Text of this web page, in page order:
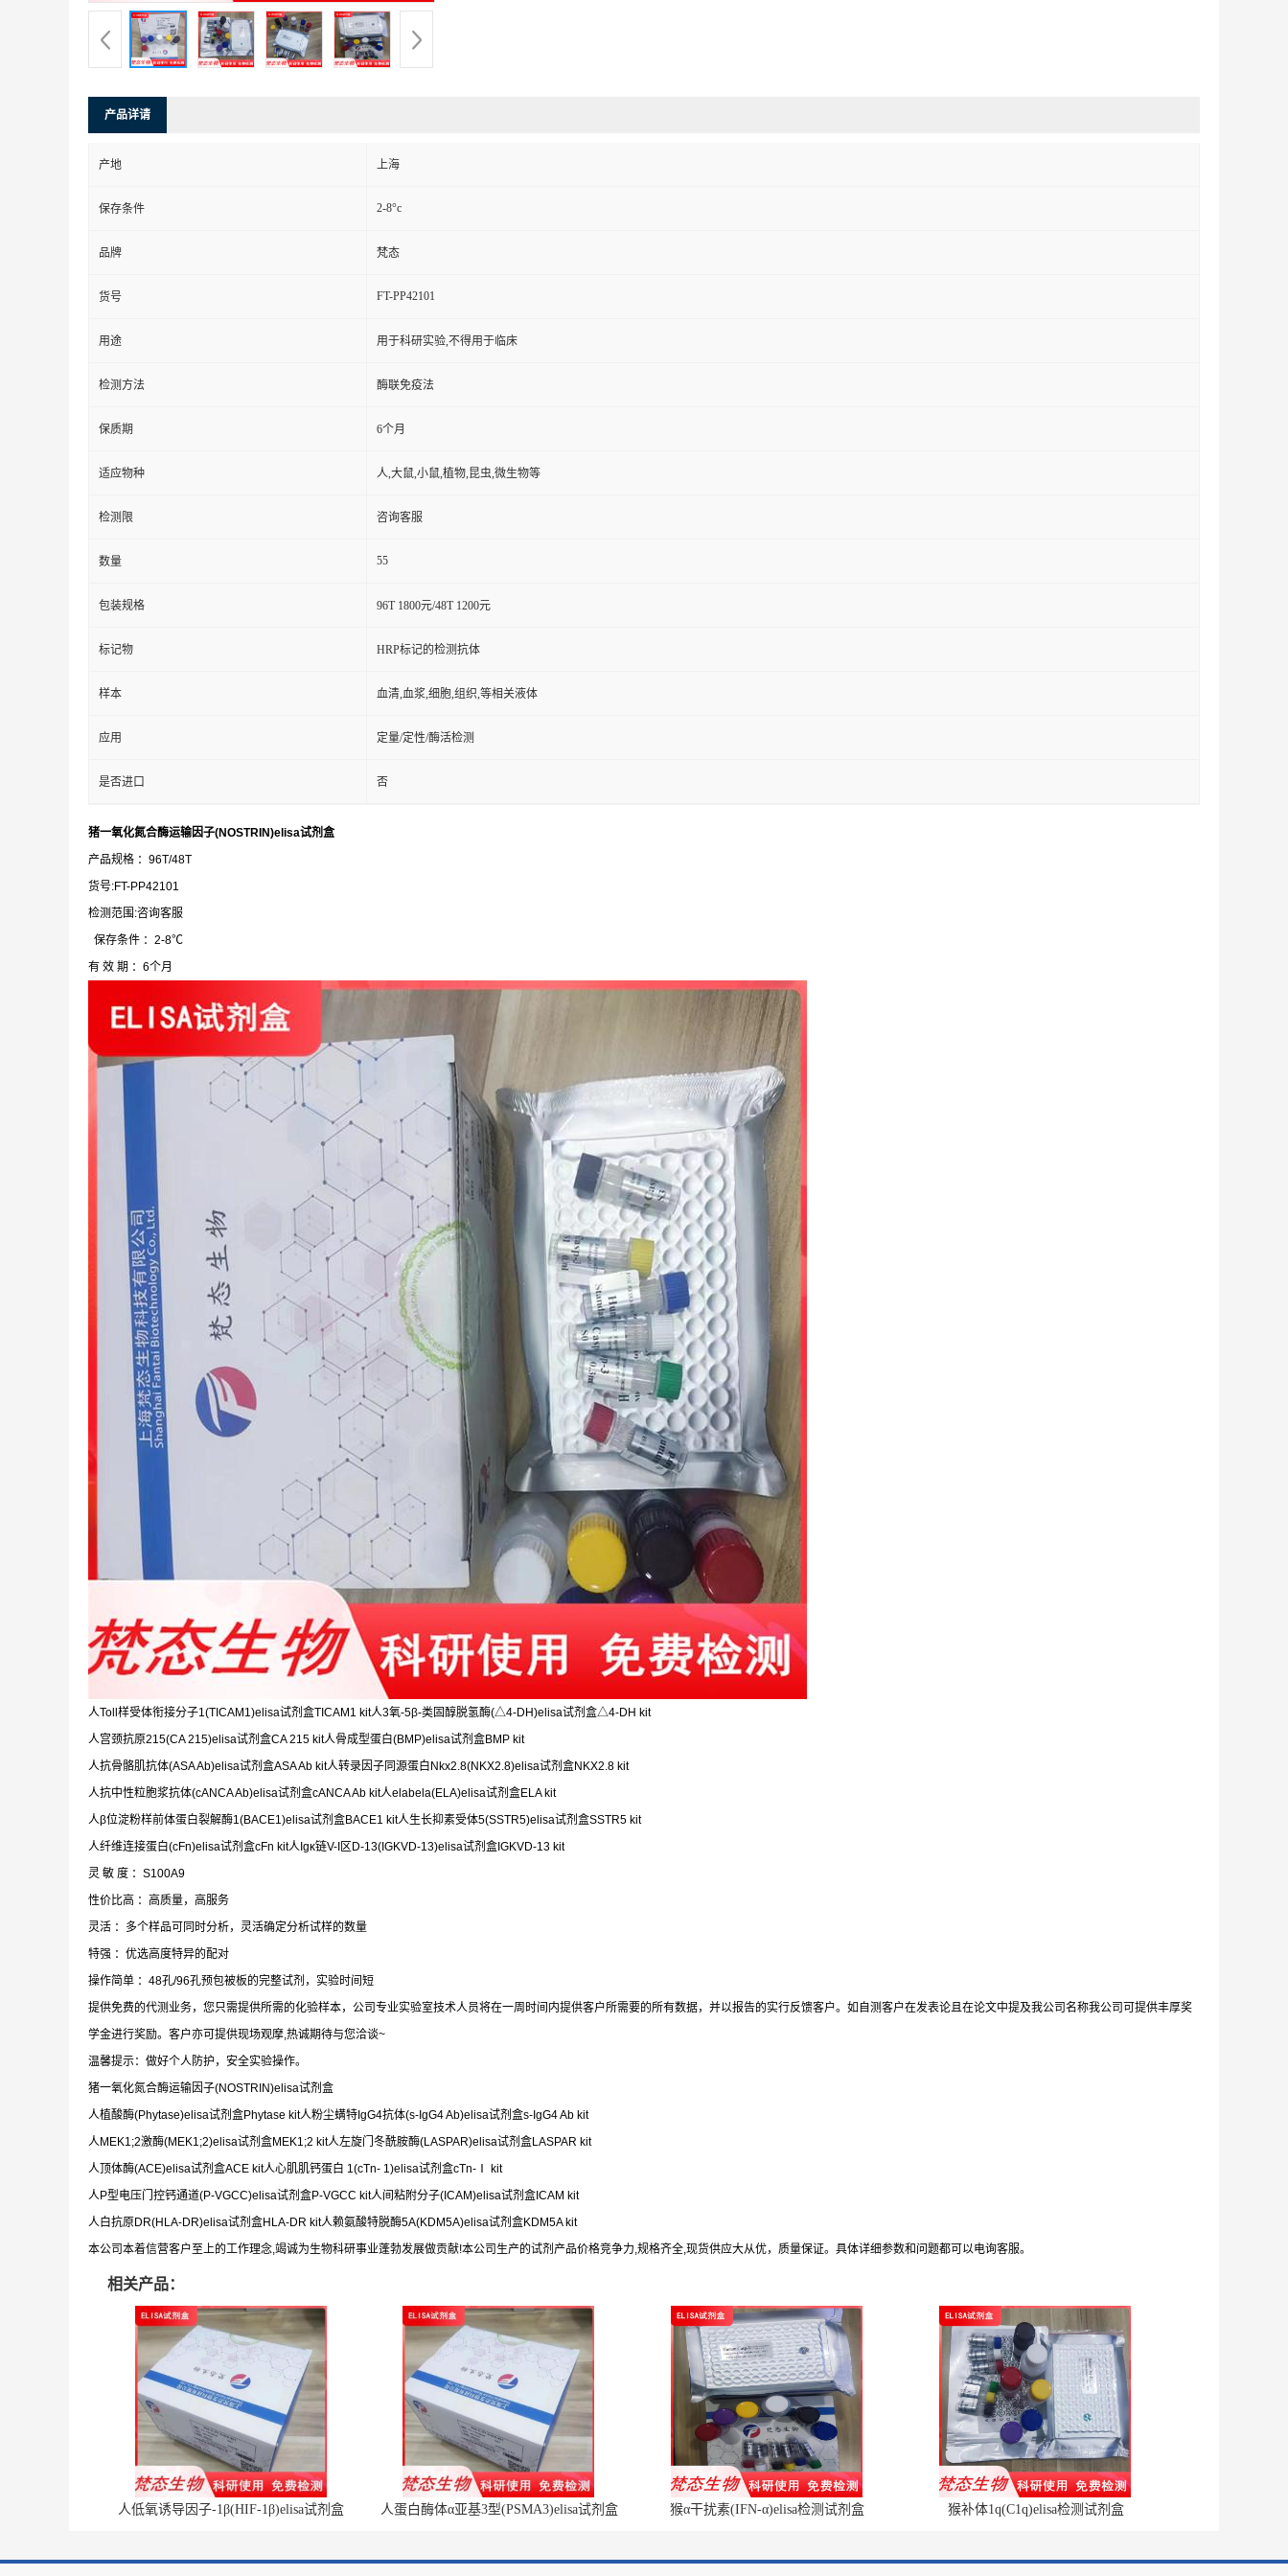
产品详请
产地 上海
保存条件 2-8°c
品牌 梵态
货号 FT-PP42101
用途 用于科研实验,不得用于临床
检测方法 酶联免疫法
保质期 6个月
适应物种 人,大鼠,小鼠,植物,昆虫,微生物等
检测限 咨询客服
数量 55
包装规格 96T 1800元/48T 1200元
标记物 HRP标记的检测抗体
样本 血清,血浆,细胞,组织,等相关液体
应用 定量/定性/酶活检测
是否进口 否
猪一氧化氮合酶运输因子(NOSTRIN)elisa试剂盒
产品规格 ：96T/48T
货号:FT-PP42101
检测范围:咨询客服
保存条件 ：2-8℃
有 效 期 ：6个月
人Toll样受体衔接分子1(TICAM1)elisa试剂盒TICAM1 kit人3氧-5β-类固醇脱氢酶(△4-DH)elisa试剂盒△4-DH kit
人宫颈抗原215(CA 215)elisa试剂盒CA 215 kit人骨成型蛋白(BMP)elisa试剂盒BMP kit
人抗骨骼肌抗体(ASA Ab)elisa试剂盒ASA Ab kit人转录因子同源蛋白Nkx2.8(NKX2.8)elisa试剂盒NKX2.8 kit
人抗中性粒胞浆抗体(cANCA Ab)elisa试剂盒cANCA Ab kit人elabela(ELA)elisa试剂盒ELA kit
人β位淀粉样前体蛋白裂解酶1(BACE1)elisa试剂盒BACE1 kit人生长抑素受体5(SSTR5)elisa试剂盒SSTR5 kit
人纤维连接蛋白(cFn)elisa试剂盒cFn kit人Igκ链V-I区D-13(IGKVD-13)elisa试剂盒IGKVD-13 kit
灵 敏 度 ：S100A9
性价比高 ：高质量，高服务
灵活 ：多个样品可同时分析，灵活确定分析试样的数量
特强 ：优选高度特异的配对
操作简单 ：48孔/96孔预包被板的完整试剂，实验时间短
提供免费的代测业务，您只需提供所需的化验样本，公司专业实验室技术人员将在一周时间内提供客户所需要的所有数据，并以报告的实行反馈客户。如自测客户在发表论且在论文中提及我公司名称我公司可提供丰厚奖
学金进行奖励。客户亦可提供现场观摩,热诚期待与您洽谈~
温馨提示：做好个人防护，安全实验操作。
猪一氧化氮合酶运输因子(NOSTRIN)elisa试剂盒
人植酸酶(Phytase)elisa试剂盒Phytase kit人粉尘螨特IgG4抗体(s-IgG4 Ab)elisa试剂盒s-IgG4 Ab kit
人MEK1;2激酶(MEK1;2)elisa试剂盒MEK1;2 kit人左旋门冬酰胺酶(LASPAR)elisa试剂盒LASPAR kit
人顶体酶(ACE)elisa试剂盒ACE kit人心肌肌钙蛋白 1(cTn- 1)elisa试剂盒cTn-Ⅰ kit
人P型电压门控钙通道(P-VGCC)elisa试剂盒P-VGCC kit人间粘附分子(ICAM)elisa试剂盒ICAM kit
人白抗原DR(HLA-DR)elisa试剂盒HLA-DR kit人赖氨酸特脱酶5A(KDM5A)elisa试剂盒KDM5A kit
本公司本着信营客户至上的工作理念,竭诚为生物科研事业蓬勃发展做贡献!本公司生产的试剂产品价格竞争力,规格齐全,现货供应大从优，质量保证。具体详细参数和问题都可以电询客服。
相关产品：
人低氧诱导因子-1β(HIF-1β)elisa试剂盒 人蛋白酶体α亚基3型(PSMA3)elisa试剂盒 猴α干扰素(IFN-α)elisa检测试剂盒 猴补体1q(C1q)elisa检测试剂盒